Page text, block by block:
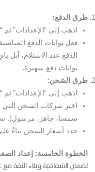
طرق الدفع:
اذهب إلى “الإعدادات” ثم
فعل بوابات الدفع
الدفع عند الاستلام، آبل
بوابات دفع شهيرة.
طرق الشحن:
اذهب إلى “الإعدادات”
اختر شركات الشحن التي
سمسا، جاهز، مرسول).
حدد أسعار الشحن بناءً
الخطوة الخامسة: إعداد
لضمان الشفافية وبناء الثقة